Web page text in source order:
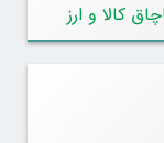
کالا و ارز